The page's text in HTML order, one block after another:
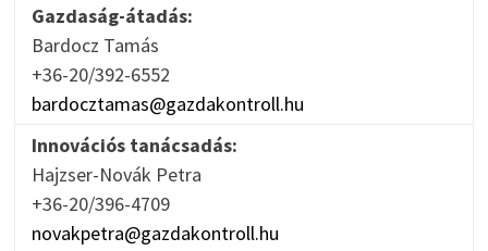
Gazdaság-átadás:
Bardocz Tamás
+36-20/392-6552
bardocztamas@gazdakontroll.hu
Innovációs tanácsadás:
Hajzser-Novák Petra
+36-20/396-4709
novakpetra@gazdakontroll.hu